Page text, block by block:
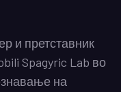
и претставник
Spagyric Lab во
на